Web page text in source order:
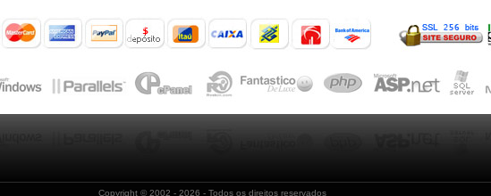
Copyright © 2002 - 2026 - Todos os direitos reservados